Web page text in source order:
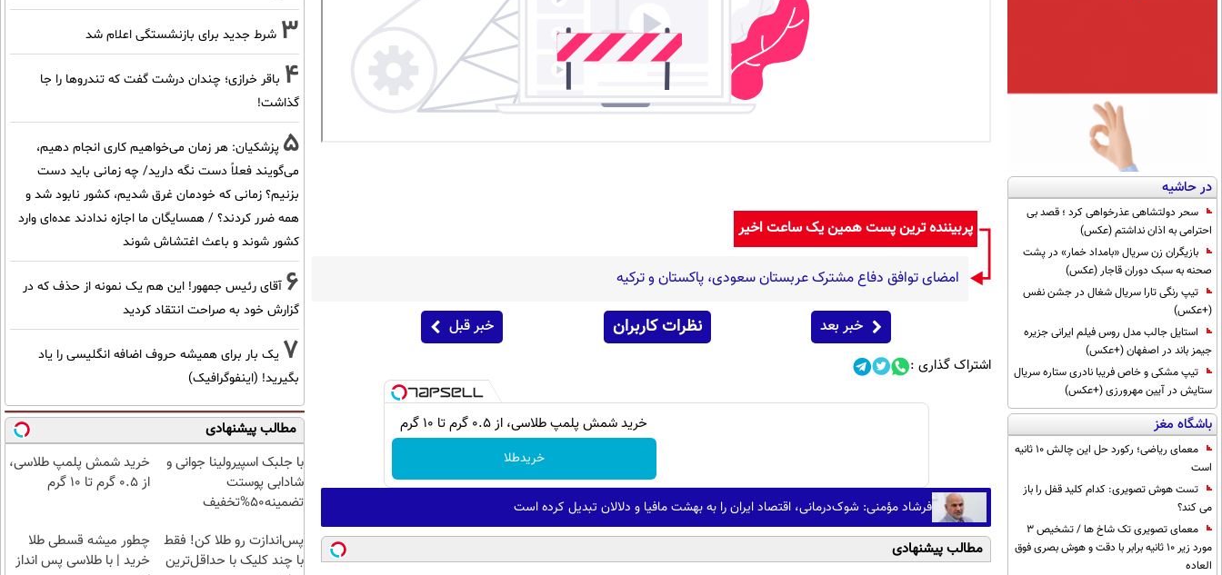
در حاشیه
سحر دولتشاهی عذرخواهی کرد ؛ قصد بی
احترامی به اذان نداشتم (عکس)
بازیگران زن سریال «بامداد خمار» در پشت
صحنه به سبک دوران قاجار (عکس)
تیپ رنگی تارا سریال شغال در جشن نفس
(+عکس)
استایل جالب مدل روس فیلم ایرانی جزیره
جیمز باند در اصفهان (+عکس)
تیپ مشکی و خاص فریبا نادری ستاره سریال
ستایش در آیین مهرورزی (+عکس)
باشگاه مغز
معمای ریاضی؛ رکورد حل این چالش 10 ثانیه
است
تست هوش تصویری: کدام کلید قفل را باز
می کند؟
معمای تصویری تک شاخ ها / تشخیص 3
مورد زیر 10 ثانیه برابر با دقت و هوش بصری فوق
العاده
پربیننده ترین پست همین یک ساعت اخیر
امضای توافق دفاع مشترک عربستان سعودی، پاکستان و ترکیه
خبر بعد نظرات کاربران خبر قبل
اشتراک گذاری :
خرید شمش پلمپ طلاسی، از ۰.۵ گرم تا ۱۰ گرم
خریدطلا
فرشاد مؤمنی: شوک‌درمانی، اقتصاد ایران را به بهشت مافیا و دلالان تبدیل کرده است
مطالب پیشنهادی
3 شرط جدید برای بازنشستگی اعلام شد
4 باقر خرازی؛ چندان درشت گفت که تندروها را جا
گذاشت!
5 پزشکیان: هر زمان می‌خواهیم کاری انجام دهیم،
می‌گویند فعلاً دست نگه دارید/ چه زمانی باید دست
بزنیم؟ زمانی که خودمان غرق شدیم، کشور نابود شد و
همه ضرر کردند؟ / همسایگان ما اجازه ندادند عده‌ای وارد
کشور شوند و باعث اغتشاش شوند
6 آقای رئیس جمهور! این هم یک نمونه از حذف که در
گزارش خود به صراحت انتقاد کردید
7 یک بار برای همیشه حروف اضافه انگلیسی را یاد
بگیرید! (اینفوگرافیک)
مطالب پیشنهادی
با جلبک اسپیرولینا جوانی و
شادابی پوستت
تضمینه50%تخفیف
خرید شمش پلمپ طلاسی،
از ۰.۵ گرم تا ۱۰ گرم
پس‌اندازت رو طلا کن! فقط
با چند کلیک با حداقل‌ترین
چطور میشه قسطی طلا
خرید | با طلاسی پس انداز